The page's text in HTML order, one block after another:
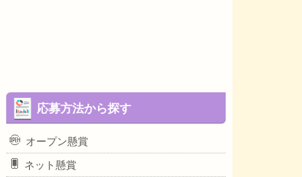
応募方法から探す
オープン懸賞
ネット懸賞